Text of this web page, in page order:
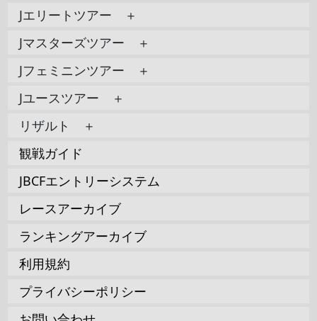
Jエリートツアー ＋
Jマスターズツアー ＋
Jフェミニンツアー ＋
Jユースツアー ＋
リザルト ＋
観戦ガイド
JBCFエントリーシステム
レースアーカイブ
ランキングアーカイブ
利用規約
プライバシーポリシー